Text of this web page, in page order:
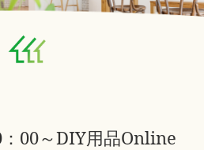
00～DIY用品Online